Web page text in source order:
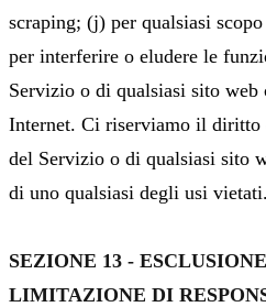
scraping; (j) per qualsiasi
per interferire o eludere le
Servizio o di qualsiasi sito
Internet. Ci riserviamo il
del Servizio o di qualsiasi sito
di uno qualsiasi degli usi vietati.
SEZIONE 13 -
LIMITAZIONE DI